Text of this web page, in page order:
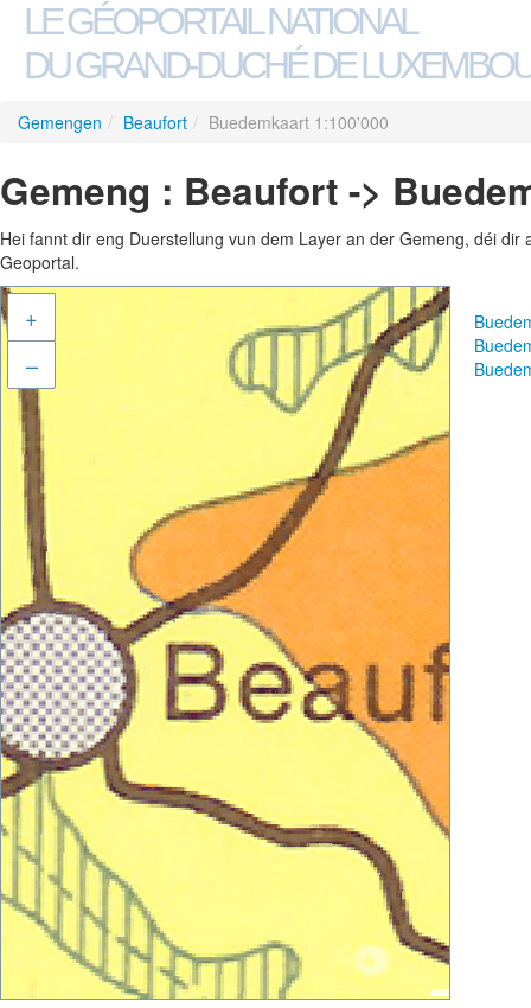
LE GÉOPORTAIL NATIONAL
DU GRAND-DUCHÉ DE
Gemengen / Beaufort / Buedemkaart 1:100'000
Gemeng : Beaufort ->
Hei fannt dir eng Duerstellung vun dem Layer an der Gemeng, déi
Geoportal.
+
–